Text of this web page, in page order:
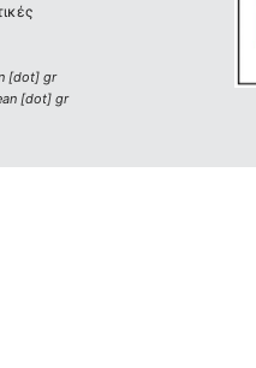
[dot] gr
[dot] gr